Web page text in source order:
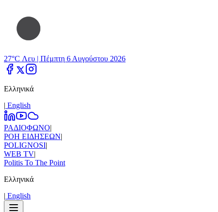
27°C Λευ | Πέμπτη 6 Αυγούστου 2026
Ελληνικά
| Εnglish
ΡΑΔΙΟΦΩΝΟ|
ΡΟΗ ΕΙΔΗΣΕΩΝ|
POLIGNOSI|
WEB TV|
Politis To The Point
Ελληνικά
| Εnglish